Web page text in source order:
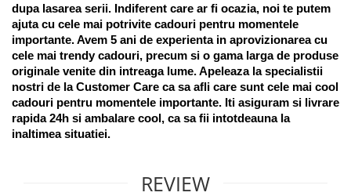
dupa lasarea serii. Indiferent care ar fi ocazia, noi te putem
ajuta cu cele mai potrivite cadouri pentru momentele
importante. Avem 5 ani de experienta in aprovizionarea cu
cele mai trendy cadouri, precum si o gama larga de produse
originale venite din intreaga lume. Apeleaza la specialistii
nostri de la Customer Care ca sa afli care sunt cele mai cool
cadouri pentru momentele importante. Iti asiguram si livrare
rapida 24h si ambalare cool, ca sa fii intotdeauna la
inaltimea situatiei.
REVIEW